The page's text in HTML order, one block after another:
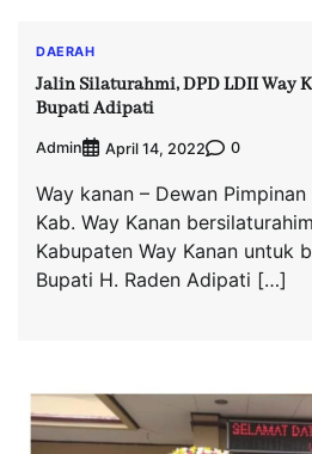
DAERAH
Jalin Silaturahmi, DPD LDII Way
Bupati Adipati
Admin April 14, 2022 0
Way kanan – Dewan
Kab. Way Kanan
Kabupaten Way Kanan untuk
Bupati H. Raden Adipati […]